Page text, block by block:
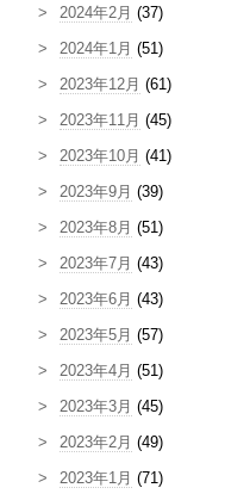
2024年2月 (37)
2024年1月 (51)
2023年12月 (61)
2023年11月 (45)
2023年10月 (41)
2023年9月 (39)
2023年8月 (51)
2023年7月 (43)
2023年6月 (43)
2023年5月 (57)
2023年4月 (51)
2023年3月 (45)
2023年2月 (49)
2023年1月 (71)